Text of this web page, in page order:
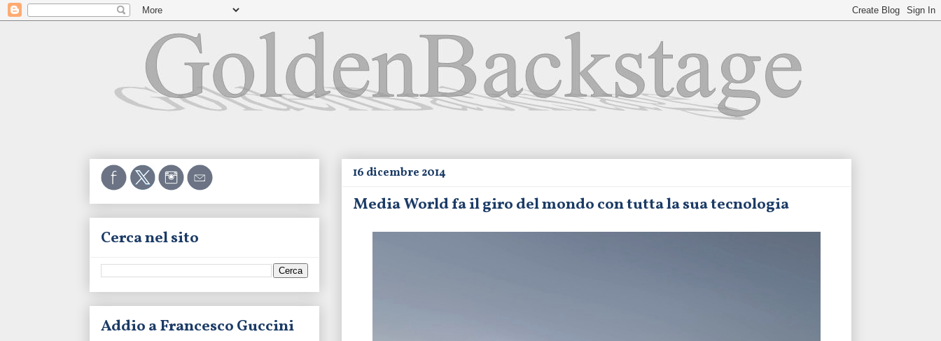
16 dicembre 2014
Media World fa il giro del mondo con tutta la sua tecnologia
Cerca nel sito
Addio a Francesco Guccini